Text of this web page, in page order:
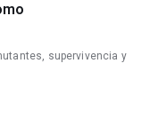
supervivencia y